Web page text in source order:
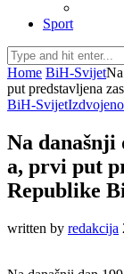
Sport
Home BiH-Svijet
put predstavljena
BiH-SvijetIzdvojeno
Na današnji
a, prvi put
Republike
written by redakcija